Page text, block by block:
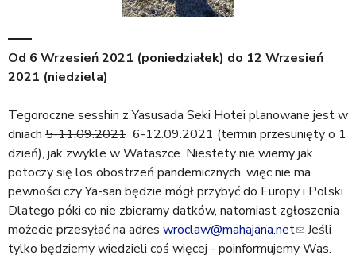
Od 6 Wrzesień 2021 (poniedziałek) do 12 Wrzesień
2021 (niedziela)
Tegoroczne sesshin z Yasusada Seki Hotei planowane jest w
dniach 5-11.09.2021 6-12.09.2021 (termin przesunięty o 1
dzień), jak zwykle w Wataszce. Niestety nie wiemy jak
potoczy się los obostrzeń pandemicznych, więc nie ma
pewności czy Ya-san będzie mógł przybyć do Europy i Polski.
Dlatego póki co nie zbieramy datków, natomiast zgłoszenia
możecie przesyłać na adres wroclaw@mahajana.net(
l
Jeśli
tylko będziemy wiedzieli coś więcej - poinformujemy Was.